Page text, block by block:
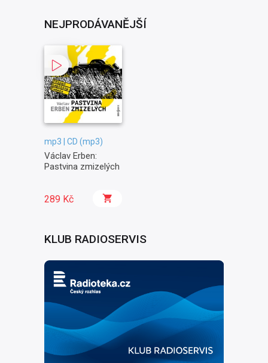
NEJPRODÁVANĚJŠÍ
mp3 | CD (mp3)
Václav Erben:
Pastvina zmizelých
289 Kč
KLUB RADIOSERVIS